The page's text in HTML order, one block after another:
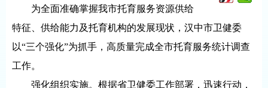
为全面准确掌握我市托育服务资源供给
特征、供给能力及托育机构的发展现状，汉中市卫健委
以“三个强化”为抓手，高质量完成全市托育服务统计调查
工作。
强化组织实施。根据省卫健委工作部署，迅速行动，